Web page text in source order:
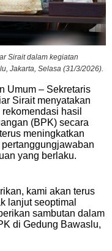
Sirait dalam kegiatan
Jakarta, Selasa (31/3/2026).
Umum – Sekretaris
Sirait menyatakan
hasil
(BPK) secara
meningkatkan
yang berlaku.
kami akan terus
lanjut seoptimal
sambutan dalam
di Gedung Bawaslu,